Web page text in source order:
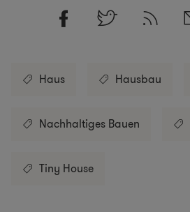
Haus Hausbau
Nachhaltiges Bauen
Tiny House